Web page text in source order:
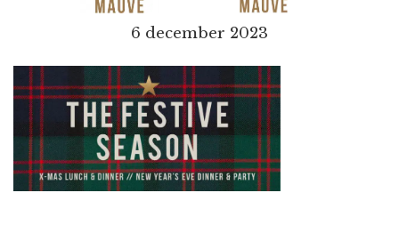
6 december 2023